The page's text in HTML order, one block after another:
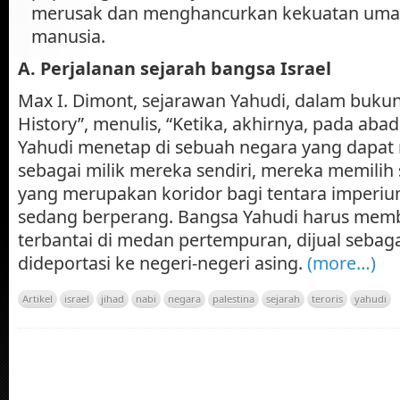
merusak dan menghancurkan kekuatan
manusia.
A. Perjalanan sejarah bangsa Israel
Max I. Dimont, sejarawan Yahudi, dalam
History”, menulis, “Ketika, akhirnya, pada
Yahudi menetap di sebuah negara yang
sebagai milik mereka sendiri, mereka
yang merupakan koridor bagi tentara
sedang berperang. Bangsa Yahudi harus
terbantai di medan pertempuran, dijual
dideportasi ke negeri-negeri asing. (more…)
Artikel israel jihad nabi negara palestina sejarah teroris yahudi